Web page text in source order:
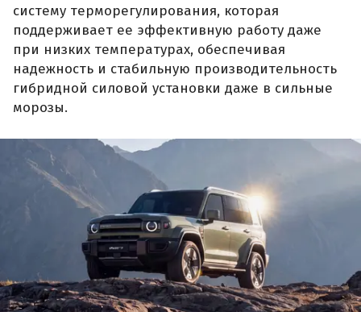
систему терморегулирования, которая
поддерживает ее эффективную работу даже
при низких температурах, обеспечивая
надежность и стабильную производительность
гибридной силовой установки даже в сильные
морозы.